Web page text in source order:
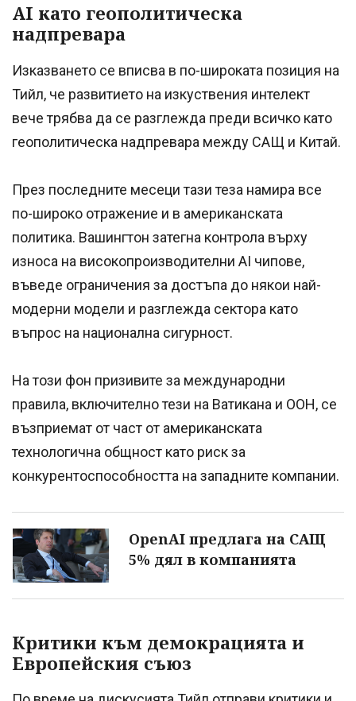
AI като геополитическа
надпревара
Изказването се вписва в по-широката позиция на
Тийл, че развитието на изкуствения интелект
вече трябва да се разглежда преди всичко като
геополитическа надпревара между САЩ и Китай.
През последните месеци тази теза намира все
по-широко отражение и в американската
политика. Вашингтон затегна контрола върху
износа на високопроизводителни AI чипове,
въведе ограничения за достъпа до някои най-
модерни модели и разглежда сектора като
въпрос на национална сигурност.
На този фон призивите за международни
правила, включително тези на Ватикана и ООН, се
възприемат от част от американската
технологична общност като риск за
конкурентоспособността на западните компании.
OpenAI предлага на САЩ
5% дял в компанията
Критики към демокрацията и
Европейския съюз